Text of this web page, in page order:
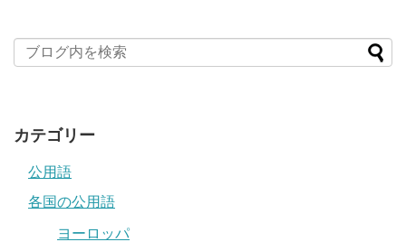
カテゴリー
公用語
各国の公用語
ヨーロッパ